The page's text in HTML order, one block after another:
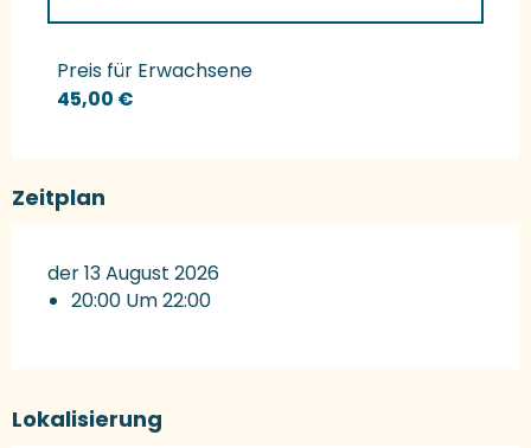
Preise 2027
Preis für Erwachsene
45,00 €
Zeitplan
der 13 August 2026
20:00 Um 22:00
Lokalisierung